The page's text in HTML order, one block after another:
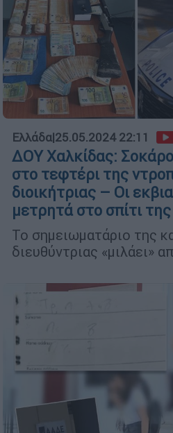
Ελλάδα|25.05.2024 22:11
ΔΟΥ Χαλκίδας:
στο τεφτέρι της
διοικήτριας – Οι
μετρητά στο σπίτι της
Το σημειωματάριο της
διευθύντριας «μιλάει»